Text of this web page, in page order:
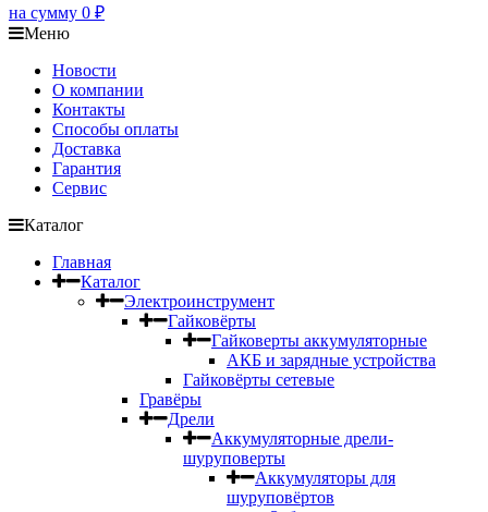
на сумму 0 ₽
Меню
Новости
О компании
Контакты
Способы оплаты
Доставка
Гарантия
Сервис
Каталог
Главная
Каталог
Электроинструмент
Гайковёрты
Гайковерты аккумуляторные
АКБ и зарядные устройства
Гайковёрты сетевые
Гравёры
Дрели
Аккумуляторные дрели-
шуруповерты
Аккумуляторы для
шуруповёртов